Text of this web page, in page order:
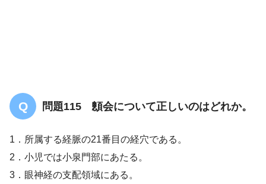
問題115 顖会について正しいのはどれか。
1．所属する経脈の21番目の経穴である。
2．小児では小泉門部にあたる。
3．眼神経の支配領域にある。